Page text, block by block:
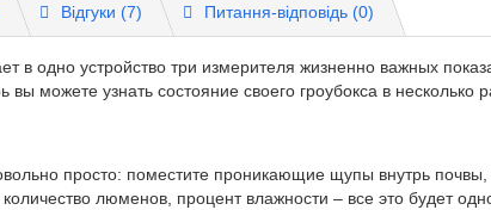
Відгуки (7) Питання-відповідь (0)
в одно устройство три измерителя жизненно важных
можете узнать состояние своего гроубокса в несколько
просто: поместите проникающие щупы внутрь
количество люменов, процент влажности – все это будет